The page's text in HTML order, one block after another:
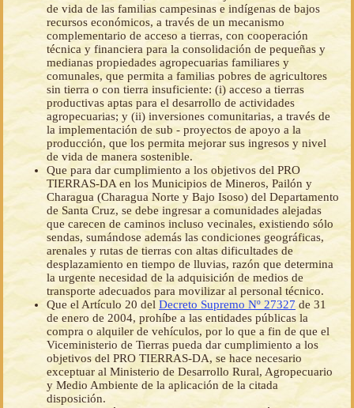
de vida de las familias campesinas e indígenas de bajos
recursos económicos, a través de un mecanismo
complementario de acceso a tierras, con cooperación
técnica y financiera para la consolidación de pequeñas y
medianas propiedades agropecuarias familiares y
comunales, que permita a familias pobres de agricultores
sin tierra o con tierra insuficiente: (i) acceso a tierras
productivas aptas para el desarrollo de actividades
agropecuarias; y (ii) inversiones comunitarias, a través de
la implementación de sub - proyectos de apoyo a la
producción, que los permita mejorar sus ingresos y nivel
de vida de manera sostenible.
Que para dar cumplimiento a los objetivos del PRO
TIERRAS-DA en los Municipios de Mineros, Pailón y
Charagua (Charagua Norte y Bajo Isoso) del Departamento
de Santa Cruz, se debe ingresar a comunidades alejadas
que carecen de caminos incluso vecinales, existiendo sólo
sendas, sumándose además las condiciones geográficas,
arenales y rutas de tierras con altas dificultades de
desplazamiento en tiempo de lluvias, razón que determina
la urgente necesidad de la adquisición de medios de
transporte adecuados para movilizar al personal técnico.
Que el Artículo 20 del Decreto Supremo Nº 27327 de 31
de enero de 2004, prohíbe a las entidades públicas la
compra o alquiler de vehículos, por lo que a fin de que el
Viceministerio de Tierras pueda dar cumplimiento a los
objetivos del PRO TIERRAS-DA, se hace necesario
exceptuar al Ministerio de Desarrollo Rural, Agropecuario
y Medio Ambiente de la aplicación de la citada
disposición.